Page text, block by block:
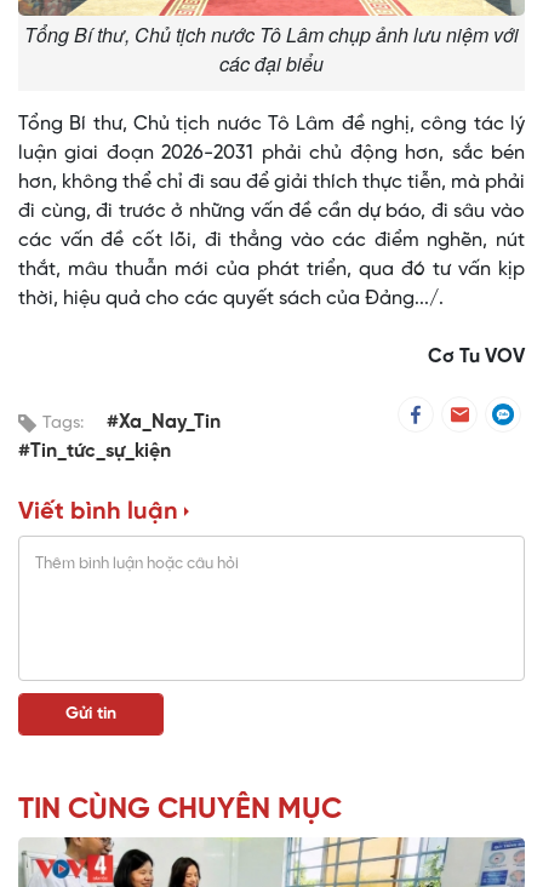
Tổng Bí thư, Chủ tịch nước Tô Lâm chụp ảnh lưu niệm với
các đại biểu
Tổng Bí thư, Chủ tịch nước Tô Lâm đề nghị, công tác lý
luận giai đoạn 2026-2031 phải chủ động hơn, sắc bén
hơn, không thể chỉ đi sau để giải thích thực tiễn, mà phải
đi cùng, đi trước ở những vấn đề cần dự báo, đi sâu vào
các vấn đề cốt lõi, đi thẳng vào các điểm nghẽn, nút
thắt, mâu thuẫn mới của phát triển, qua đó tư vấn kịp
thời, hiệu quả cho các quyết sách của Đảng.../.
Cơ Tu VOV
Tags:
#Xa_Nay_Tin
#Tin_tức_sự_kiện
Viết bình luận
TIN CÙNG CHUYÊN MỤC